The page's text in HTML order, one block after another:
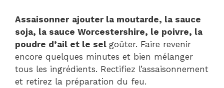
Assaisonner ajouter la moutarde, la sauce
soja, la sauce Worcestershire, le poivre, la
poudre d’ail et le sel goûter. Faire revenir
encore quelques minutes et bien mélanger
tous les ingrédients. Rectifiez l’assaisonnement
et retirez la préparation du feu.